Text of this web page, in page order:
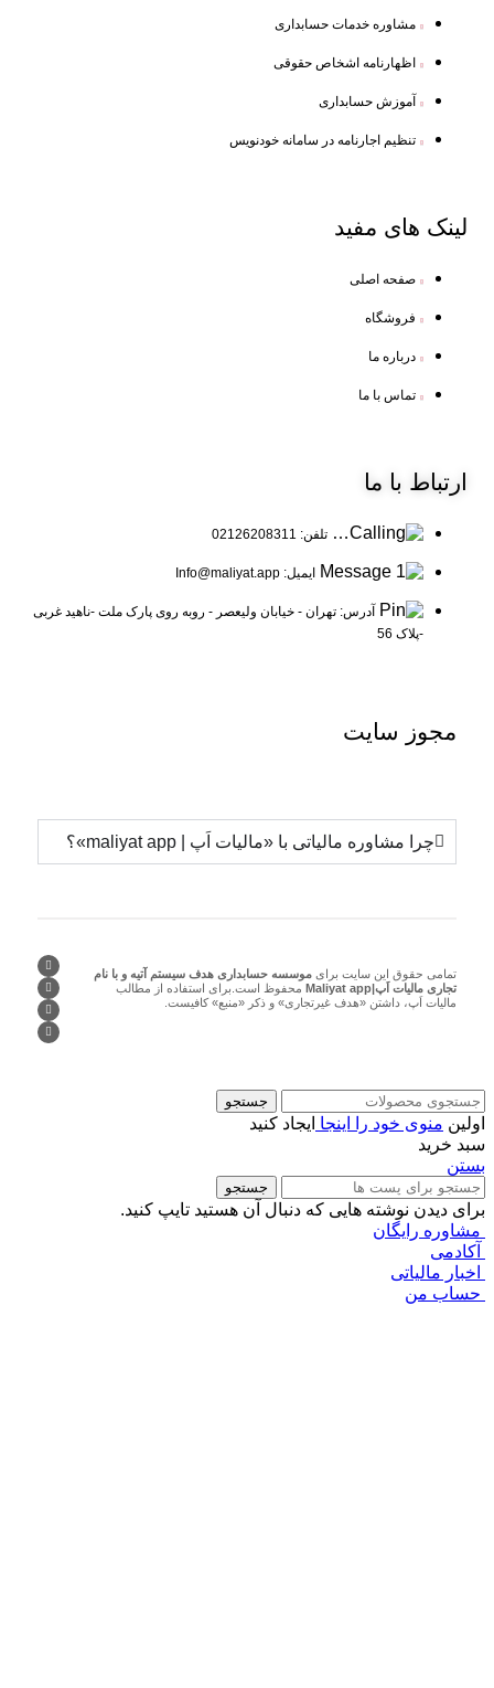
مشاوره خدمات حسابداری
اظهارنامه اشخاص حقوقی
آموزش حسابداری
تنظیم اجارنامه در سامانه خودنویس
لینک های مفید
صفحه اصلی
فروشگاه
درباره ما
تماس با ما
ارتباط با ما
تلفن: 02126208311
ایمیل: Info@maliyat.app
آدرس: تهران - خیابان ولیعصر - روبه روی پارک ملت -ناهید غربی
-پلاک 56
مجوز سایت
چرا مشاوره مالیاتی با «مالیات اَپ | maliyat app»؟
تمامی حقوق این سایت برای موسسه حسابداری هدف سیستم آتیه و با نام
تجاری مالیات اَپ|Maliyat app
محفوظ است.برای استفاده از مطالب
مالیات اَپ، داشتن «هدف غیرتجاری» و ذکر «منبع» کافیست.
جستجو
اولین منوی خود را اینجا ایجاد کنید
سبد خرید
بستن
جستجو
برای دیدن نوشته هایی که دنبال آن هستید تایپ کنید.
مشاوره رایگان
آکادمی
اخبار مالیاتی
حساب من